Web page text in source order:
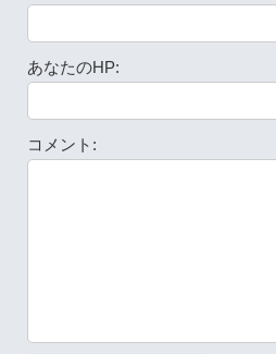
あなたのHP:
コメント: